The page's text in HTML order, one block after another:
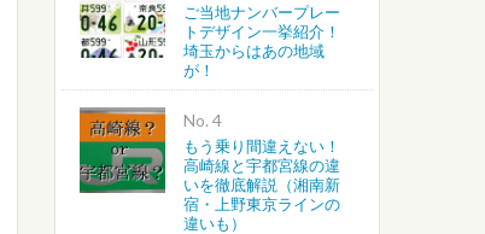
ご当地ナンバープレー
トデザイン一挙紹介！
埼玉からはあの地域
が！
No.
もう乗り間違えない！
高崎線と宇都宮線の違
いを徹底解説（湘南新
宿・上野東京ラインの
違いも）